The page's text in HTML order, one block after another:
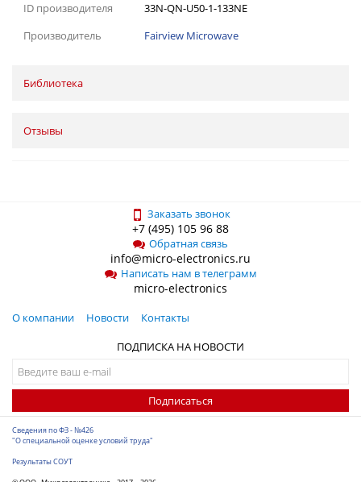
ID производителя
33N-QN-U50-1-133NE
Производитель
Fairview Microwave
Библиотека
Отзывы
Заказать звонок
+7 (495) 105 96 88
Обратная связь
info@micro-electronics.ru
Написать нам в телеграмм
micro-electronics
О компании Новости
Контакты
ПОДПИСКА НА НОВОСТИ
Подписаться
Сведения по ФЗ - №426
"О специальной оценке условий труда"
Результаты СОУТ